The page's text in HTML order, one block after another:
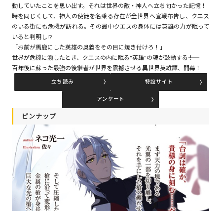
リキューレ
コミックパルフェ
コミックエッセイ
動していたことを思い出す。それは世界の敵・神人へ立ち向かった記憶！
時を同じくして、神人の使徒を名乗る存在が全世界へ宣戦布告し、クエス
のいる街にも危機が訪れる。その最中クエスの身体には英雄の力が眠って
いると判明し!?
「お前が馬鹿にした英雄の奥義をその目に焼き付けろ！」
世界が危機に瀕したとき、クエスの内に眠る"英雄"の魂が鼓動する――！
百年後に蘇った最強の後継者が世界を震撼させる異世界英雄譚、開幕！
立ち読み 特設サイト
アンケート
ピンナップ